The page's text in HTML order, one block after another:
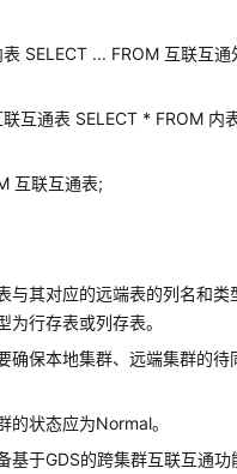
SELECT ... FROM 互联互通
互通表 SELECT * FROM 内
互联互通表;
与其对应的远端表的列名和类
为行存表或列存表。
确保本地集群、远端集群的待
的状态应为Normal。
基于GDS的跨集群互联互通功